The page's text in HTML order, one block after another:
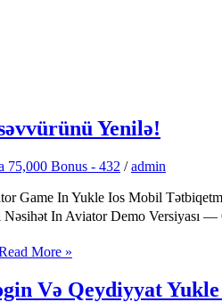
Yenilə!
75,000 Bonus - 432 /admin
Game In Yukle Ios Mobil
Nəsihət In Aviator Demo
More »
Və Qeydiyyat